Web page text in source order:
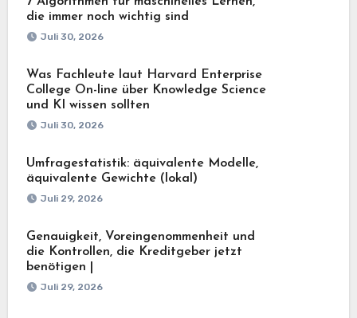
die immer noch wichtig sind
Juli 30, 2026
Was Fachleute laut Harvard Enterprise
College On-line über Knowledge Science
und KI wissen sollten
Juli 30, 2026
Umfragestatistik: äquivalente Modelle,
äquivalente Gewichte (lokal)
Juli 29, 2026
Genauigkeit, Voreingenommenheit und
die Kontrollen, die Kreditgeber jetzt
benötigen |
Juli 29, 2026